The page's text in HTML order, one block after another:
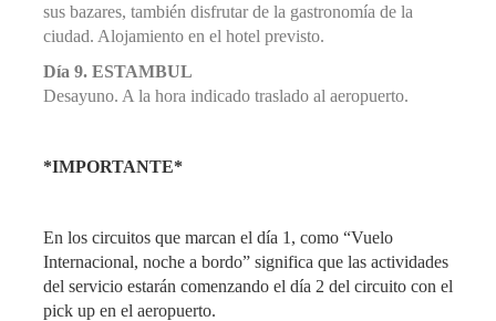
sus bazares, también disfrutar de la gastronomía de la
ciudad. Alojamiento en el hotel previsto.
Día 9. ESTAMBUL
Desayuno. A la hora indicado traslado al aeropuerto.
*IMPORTANTE*
En los circuitos que marcan el día 1, como “Vuelo
Internacional, noche a bordo” significa que las actividades
del servicio estarán comenzando el día 2 del circuito con el
pick up en el aeropuerto.